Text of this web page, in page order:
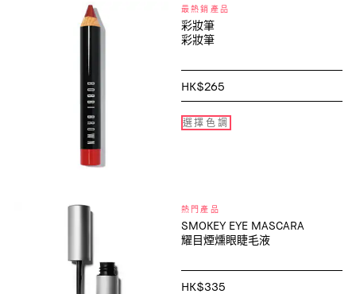
最熱銷產品
彩妝筆
彩妝筆
HK$265
選擇色調
熱門產品
SMOKEY EYE MASCARA
耀目煙燻眼睫毛液
HK$335